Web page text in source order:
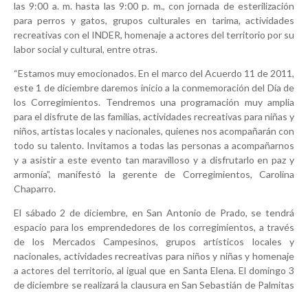
las 9:00 a. m. hasta las 9:00 p. m., con jornada de esterilización
para perros y gatos, grupos culturales en tarima, actividades
recreativas con el INDER, homenaje a actores del territorio por su
labor social y cultural, entre otras.
“Estamos muy emocionados. En el marco del Acuerdo 11 de 2011,
este 1 de diciembre daremos inicio a la conmemoración del Día de
los Corregimientos. Tendremos una programación muy amplia
para el disfrute de las familias, actividades recreativas para niñas y
niños, artistas locales y nacionales, quienes nos acompañarán con
todo su talento. Invitamos a todas las personas a acompañarnos
y a asistir a este evento tan maravilloso y a disfrutarlo en paz y
armonía”, manifestó la gerente de Corregimientos, Carolina
Chaparro.
El sábado 2 de diciembre, en San Antonio de Prado, se tendrá
espacio para los emprendedores de los corregimientos, a través
de los Mercados Campesinos, grupos artísticos locales y
nacionales, actividades recreativas para niños y niñas y homenaje
a actores del territorio, al igual que en Santa Elena. El domingo 3
de diciembre se realizará la clausura en San Sebastián de Palmitas